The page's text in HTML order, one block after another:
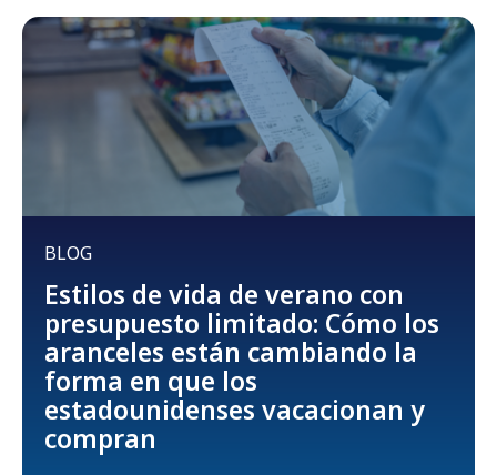
BLOG
Estilos de vida de verano con
presupuesto limitado: Cómo los
aranceles están cambiando la
forma en que los
estadounidenses vacacionan y
compran